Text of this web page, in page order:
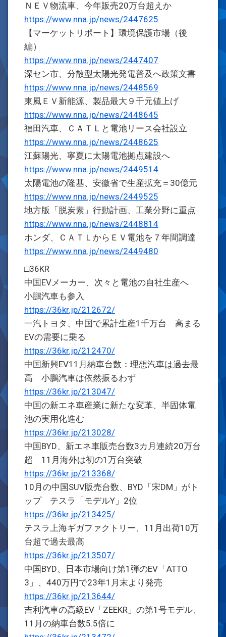
ＮＥＶ物流車、今年販売20万台超えか
https://www.nna.jp/news/2447625
【マーケットリポート】環境保護市場（後
編）
https://www.nna.jp/news/2447407
深セン市、分散型太陽光発電普及へ政策文書
https://www.nna.jp/news/2448569
東風ＥＶ新能源、製品最大９千元値上げ
https://www.nna.jp/news/2448645
福田汽車、ＣＡＴＬと電池リース会社設立
https://www.nna.jp/news/2448625
江蘇陽光、寧夏に太陽電池拠点建設へ
https://www.nna.jp/news/2449514
太陽電池の隆基、安徽省で生産拡充＝30億元
https://www.nna.jp/news/2449525
地方版「脱炭素」行動計画、工業分野に重点
https://www.nna.jp/news/2448814
ホンダ、ＣＡＴＬからＥＶ電池を７年間調達
https://www.nna.jp/news/2449480
□36KR
中国EVメーカー、次々と電池の自社生産へ
小鵬汽車も参入
https://36kr.jp/212672/
一汽トヨタ、中国で累計生産1千万台 高まる
EVの需要に乗る
https://36kr.jp/212470/
中国新興EV11月納車台数：理想汽車は過去最
高 小鵬汽車は依然振るわず
https://36kr.jp/213047/
中国の新エネ車産業に新たな変革、半固体電
池の実用化進む
https://36kr.jp/213028/
中国BYD、新エネ車販売台数3カ月連続20万台
超 11月海外は初の1万台突破
https://36kr.jp/213368/
10月の中国SUV販売台数、BYD「宋DM」がト
ップ テスラ「モデルY」2位
https://36kr.jp/213425/
テスラ上海ギガファクトリー、11月出荷10万
台超で過去最高
https://36kr.jp/213507/
中国BYD、日本市場向け第1弾のEV「ATTO
3」、440万円で23年1月末より発売
https://36kr.jp/213644/
吉利汽車の高級EV「ZEEKR」の第1号モデル、
11月の納車台数5.5倍に